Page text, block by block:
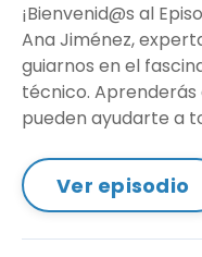
¡Bienvenid@s al
Ana Jiménez,
guiarnos en el
técnico.
pueden ayudarte a
Ver episodio